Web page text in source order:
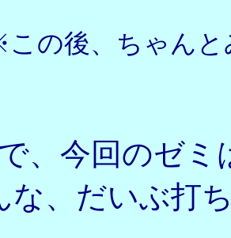
の後、ちゃんと
で、今回のゼミ
な、だいぶ打